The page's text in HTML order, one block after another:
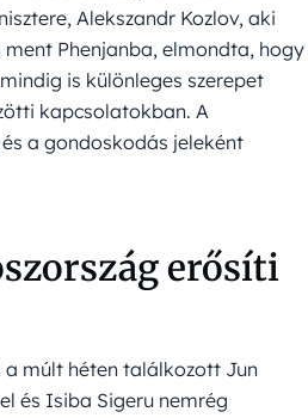
Alekszandr Kozlov, aki
Phenjanba, elmondta, hogy
is különleges szerepet
kapcsolatokban. A
a gondoskodás jeleként
erősíti
múlt héten találkozott Jun
és Isiba Sigeru nemrég